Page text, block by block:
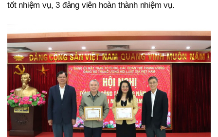
tốt nhiệm vụ, 3 đảng viên hoàn thành nhiệm vụ.